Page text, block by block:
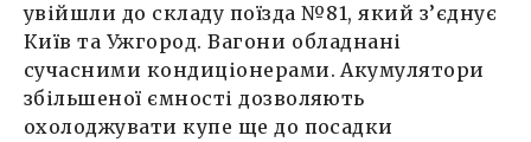
увійшли до складу поїзда №81, який з’єднує
Київ та Ужгород. Вагони обладнані
сучасними кондиціонерами. Акумулятори
збільшеної ємності дозволяють
охолоджувати купе ще до посадки